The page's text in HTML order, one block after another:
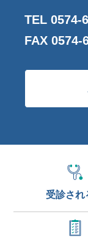
TEL 0574-
FAX 0574-
受診され